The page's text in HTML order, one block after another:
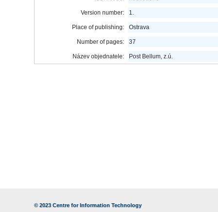
Version number: 1.
Place of publishing: Ostrava
Number of pages: 37
Název objednatele: Post Bellum, z.ú.
© 2023 Centre for Information Technology